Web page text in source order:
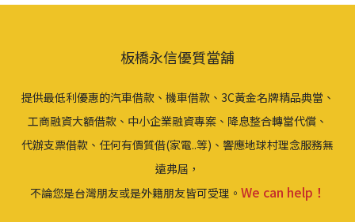
板橋永信優質當舖
提供最低利優惠的汽車借款、機車借款、3C黃金名牌精品典當、
工商融資大額借款、中小企業融資專案、降息整合轉當代償、
代辦支票借款、任何有價質借(家電..等)、響應地球村理念服務無
遠弗屆，
不論您是台灣朋友或是外籍朋友皆可受理。 We can help！